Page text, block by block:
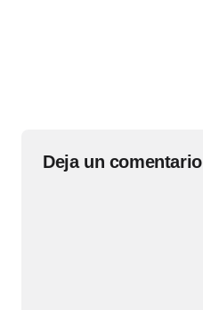
Deja un comentario